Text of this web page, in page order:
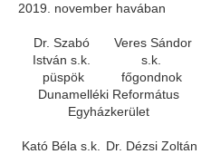
2019. november havában
Dr. Szabó
István s.k.
püspök
Veres Sándor
s.k.
főgondnok
Dunamelléki Református
Egyházkerület
Kató Béla s.k.
Dr. Dézsi Zoltán